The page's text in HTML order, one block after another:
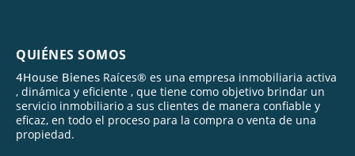
QUIÉNES SOMOS
𝟦𝖧𝗈𝗎𝗌𝖾 𝖡𝗂𝖾𝗇𝖾𝗌 Raíces® es una empresa inmobiliaria activa
, dinámica y eficiente , que tiene como objetivo brindar un
servicio inmobiliario a sus clientes de manera confiable y
eficaz, en todo el proceso para la compra o venta de una
propiedad.